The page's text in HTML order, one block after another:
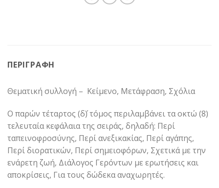
ΠΕΡΙΓΡΑΦΉ
Θεματική συλλογή – Κείμενο, Μετάφραση, Σχόλια
Ο παρών τέταρτος (δ΄) τόμος περιλαμβάνει τα οκτώ (8)
τελευταία κεφάλαια της σειράς, δηλαδή: Περί
ταπεινοφροσύνης, Περί ανεξικακίας, Περί αγάπης,
Περί διορατικών, Περί σημειοφόρων, Σχετικά με την
ενάρετη ζωή, Διάλογος Γερόντων με ερωτήσεις και
αποκρίσεις, Για τους δώδεκα αναχωρητές.